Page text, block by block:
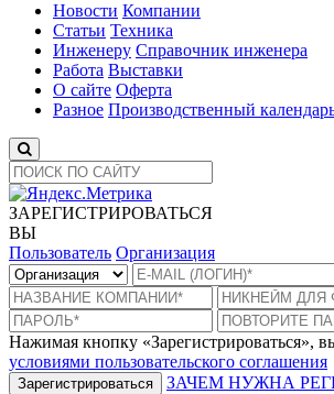
Новости Компании
Статьи Техника
Инженеру Справочник инженера
Работа Выставки
О сайте Оферта
Разное Производственный
ЗАРЕГИСТРИРОВАТЬСЯ
ВЫ
Пользователь Организация
Нажимая кнопку «Зарегистрироваться»,
условиями пользовательского соглашения
Зарегистрироваться ЗАЧЕМ НУЖНА